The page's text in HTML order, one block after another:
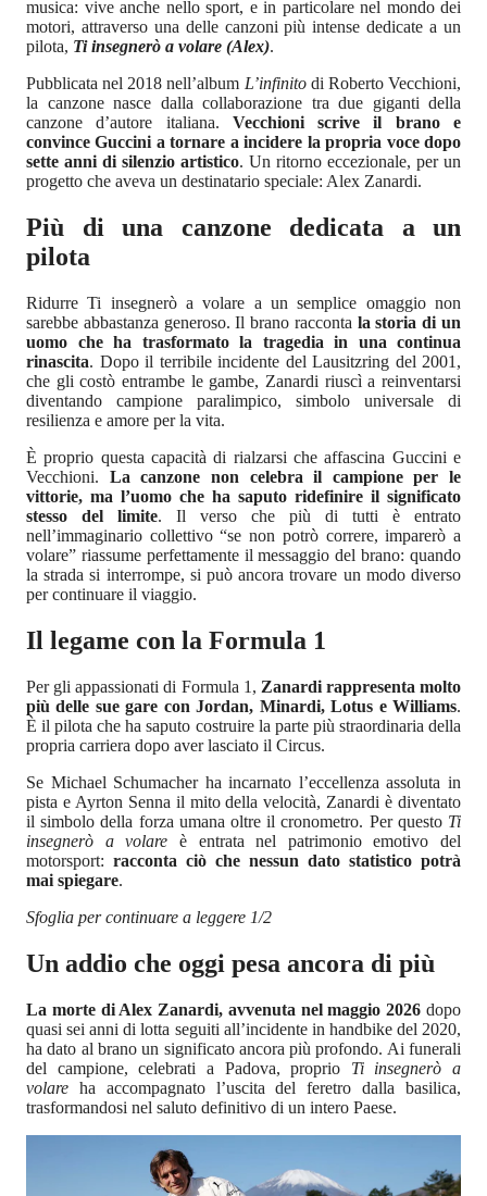
musica: vive anche nello sport, e in particolare nel mondo dei
motori, attraverso una delle canzoni più intense dedicate a un
pilota, Ti insegnerò a volare (Alex).
Pubblicata nel 2018 nell’album L’infinitodi Roberto Vecchioni,
la canzone nasce dalla collaborazione tra due giganti della
canzone d’autore italiana. Vecchioni scrive il brano e
convince Guccini a tornare a incidere la propria voce dopo
sette anni di silenzio artistico. Un ritorno eccezionale, per un
progetto che aveva un destinatario speciale: Alex Zanardi.
Più di una canzone dedicata a un
pilota
Ridurre Ti insegnerò a volare a un semplice omaggio non
sarebbe abbastanza generoso. Il brano racconta la storia di un
uomo che ha trasformato la tragedia in una continua
rinascita. Dopo il terribile incidente del Lausitzring del 2001,
che gli costò entrambe le gambe, Zanardi riuscì a reinventarsi
diventando campione paralimpico, simbolo universale di
resilienza e amore per la vita.
È proprio questa capacità di rialzarsi che affascina Guccini e
Vecchioni. La canzone non celebra il campione per le
vittorie, ma l’uomo che ha saputo ridefinire il significato
stesso del limite. Il verso che più di tutti è entrato
nell’immaginario collettivo “se non potrò correre, imparerò a
volare” riassume perfettamente il messaggio del brano: quando
la strada si interrompe, si può ancora trovare un modo diverso
per continuare il viaggio.
Il legame con la Formula 1
Per gli appassionati di Formula 1, Zanardi rappresenta molto
più delle sue gare con Jordan, Minardi, Lotus e Williams.
È il pilota che ha saputo costruire la parte più straordinaria della
propria carriera dopo aver lasciato il Circus.
Se Michael Schumacher ha incarnato l’eccellenza assoluta in
pista e Ayrton Senna il mito della velocità, Zanardi è diventato
il simbolo della forza umana oltre il cronometro. Per questo Ti
insegnerò a volare è entrata nel patrimonio emotivo del
motorsport: racconta ciò che nessun dato statistico potrà
mai spiegare.
Sfoglia per continuare a leggere 1/2
Un addio che oggi pesa ancora di più
La morte di Alex Zanardi, avvenuta nel maggio 2026 dopo
quasi sei anni di lotta seguiti all’incidente in handbike del 2020,
ha dato al brano un significato ancora più profondo. Ai funerali
del campione, celebrati a Padova, proprio Ti insegnerò a
volare ha accompagnato l’uscita del feretro dalla basilica,
trasformandosi nel saluto definitivo di un intero Paese.